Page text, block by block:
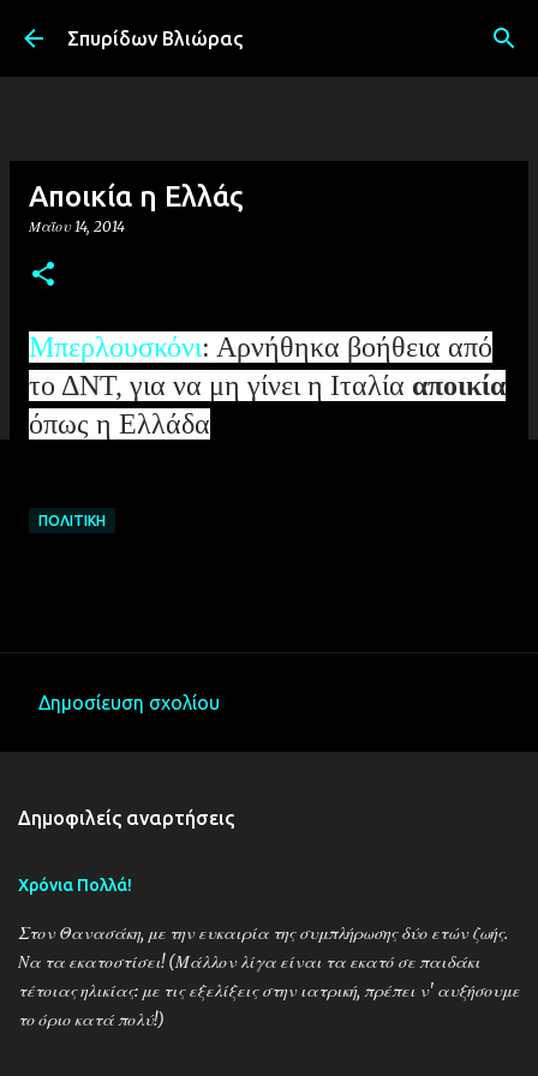
Μετάβαση στο κύριο περιεχόμενο
Σπυρίδων Βλιώρας
Αποικία η Ελλάς
Μαΐου 14, 2014
Μπερλουσκόνι: Αρνήθηκα βοήθεια από
το ΔΝΤ, για να μη γίνει η Ιταλία αποικία
όπως η Ελλάδα
ΠΟΛΙΤΙΚΉ
λ
α
Δημοσίευση σχολίου
Δημοφιλείς αναρτήσεις
Χρόνια Πολλά!
Στον Θανασάκη, με την ευκαιρία της συμπλήρωσης δύο ετών ζωής.
Να τα εκατοστίσει! (Μάλλον λίγα είναι τα εκατό σε παιδάκι
τέτοιας ηλικίας: με τις εξελίξεις στην ιατρική, πρέπει ν' αυξήσουμε
το όριο κατά πολύ!)